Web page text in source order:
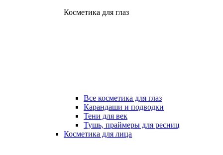
Косметика для глаз
Все косметика для глаз
Карандаши и подводки
Тени для век
Тушь, праймеры для ресниц
Косметика для лица